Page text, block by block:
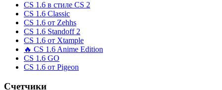
CS 1.6 в стиле CS 2
CS 1.6 Classic
CS 1.6 от Zehhs
CS 1.6 Standoff 2
CS 1.6 от Xtample
🔥 CS 1.6 Anime Edition
CS 1.6 GO
CS 1.6 от Pigeon
Счетчики